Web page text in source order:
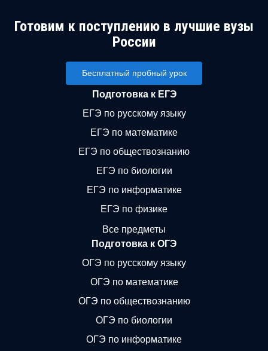
Готовим к поступлению в лучшие вузы
России
Бесплатный пробный урок
Подготовка к ЕГЭ
ЕГЭ по русскому языку
ЕГЭ по математике
ЕГЭ по обществознанию
ЕГЭ по биологии
ЕГЭ по информатике
ЕГЭ по физике
Все предметы
Подготовка к ОГЭ
ОГЭ по русскому языку
ОГЭ по математике
ОГЭ по обществознанию
ОГЭ по биологии
ОГЭ по информатике